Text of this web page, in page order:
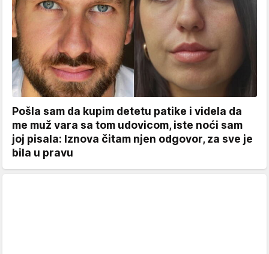
Pošla sam da kupim detetu patike i videla da
me muž vara sa tom udovicom, iste noći sam
joj pisala: Iznova čitam njen odgovor, za sve je
bila u pravu